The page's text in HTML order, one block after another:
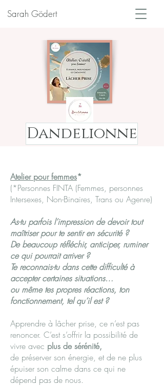
Sarah Gödert
Dandelionne
Atelier pour femmes*
(*Personnes FINTA (Femmes, personnes
Intersexes, Non-Binaires, Trans ou Agenre)
As-tu parfois l’impression de devoir tout
maîtriser pour te sentir en sécurité ?
De beaucoup réfléchir, anticiper, ruminer
ce qui pourrait arriver ?
Te reconnais-tu dans cette difficulté à
accepter certaines situations…
ou même tes propres réactions, ton
fonctionnement, tel qu’il est ?
Apprendre à lâcher prise, ce n’est pas
renoncer. C’est s’offrir la possibilité de
vivre avec plus de sérénité,
de préserver son énergie, et de ne plus
épuiser son calme dans ce qui ne
dépend pas de nous.